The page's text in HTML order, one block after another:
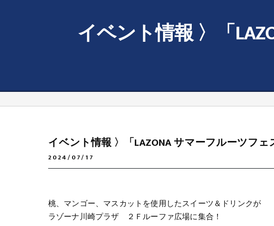
イベント情報 〉「
イベント情報 〉「LAZONA サマーフルーツフ
2024/07/17
桃、マンゴー、マスカットを使用したスイーツ＆ドリンクが
ラゾーナ川崎プラザ ２Ｆルーファ広場に集合！